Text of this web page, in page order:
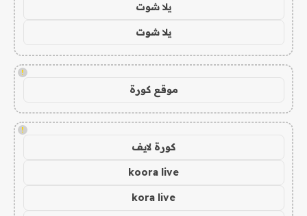
يلا شوت
يلا شوت
!
موقع كورة
!
كورة لايف
koora live
kora live